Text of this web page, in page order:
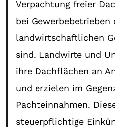
Verpachtung freier
bei Gewerbebetrieben
landwirtschaftlichen
sind. Landwirte und
ihre Dachflächen an
und erzielen im
Pachteinnahmen.
steuerpflichtige